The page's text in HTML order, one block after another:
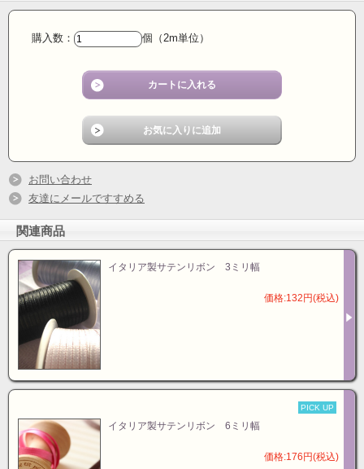
購入数： 個（2m単位）
お問い合わせ
友達にメールですすめる
関連商品
イタリア製サテンリボン 3ミリ幅
価格:132円(税込)
PICK UP
イタリア製サテンリボン 6ミリ幅
価格:176円(税込)